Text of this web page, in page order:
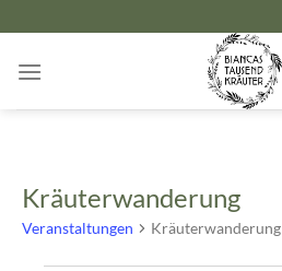
Inhalt
springen
Kräuterwanderung
Veranstaltungen Kräuterwanderung